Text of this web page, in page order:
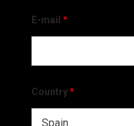
E-mail *
Country*